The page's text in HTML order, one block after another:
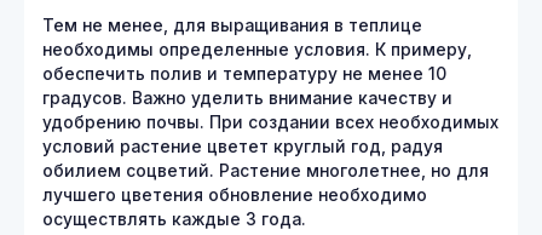
Тем не менее, для выращивания в теплице
необходимы определенные условия. К примеру,
обеспечить полив и температуру не менее 10
градусов. Важно уделить внимание качеству и
удобрению почвы. При создании всех необходимых
условий растение цветет круглый год, радуя
обилием соцветий. Растение многолетнее, но для
лучшего цветения обновление необходимо
осуществлять каждые 3 года.